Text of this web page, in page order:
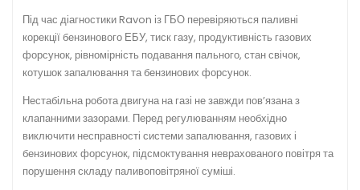
Під час діагностики Ravon із ГБО перевіряються паливні
корекції бензинового ЕБУ, тиск газу, продуктивність газових
форсунок, рівномірність подавання пального, стан свічок,
котушок запалювання та бензинових форсунок.
Нестабільна робота двигуна на газі не завжди пов’язана з
клапанними зазорами. Перед регулюванням необхідно
виключити несправності системи запалювання, газових і
бензинових форсунок, підсмоктування неврахованого повітря та
порушення складу паливоповітряної суміші.